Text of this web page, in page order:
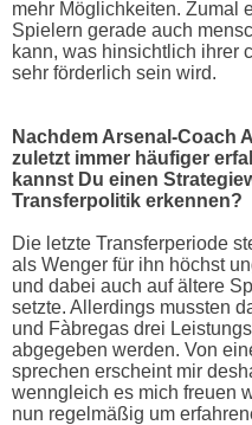
mehr Möglichkeiten. Zumal
Spielern gerade auch
kann, was hinsichtlich ihrer
sehr förderlich sein wird.
Nachdem Arsenal-Coach
zuletzt immer häufiger
kannst Du einen
Transferpolitik erkennen?
Die letzte Transferperiode
als Wenger für ihn höchst
und dabei auch auf ältere
setzte. Allerdings mussten
und Fàbregas drei
abgegeben werden. Von
sprechen erscheint mir
wenngleich es mich freuen
nun regelmäßig um